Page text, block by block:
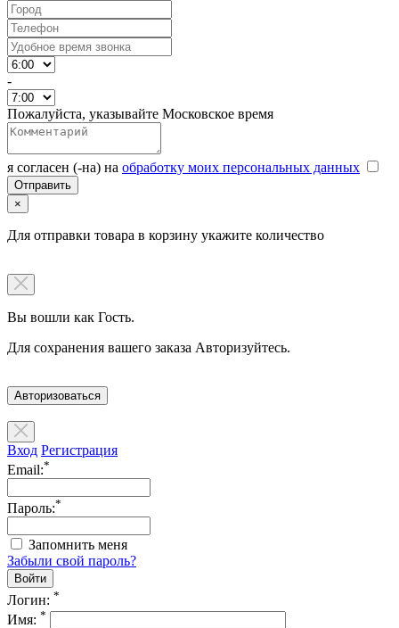
-
Пожалуйста, указывайте Московское время
я согласен (-на) на обработку моих персональных данных
×
Для отправки товара в корзину укажите количество
Вы вошли как Гость.
Для сохранения вашего заказа Авторизуйтесь.
Авторизоваться
Вход Регистрация
Email:*
Пароль:*
Запомнить меня
Забыли свой пароль?
Логин: *
Имя: *